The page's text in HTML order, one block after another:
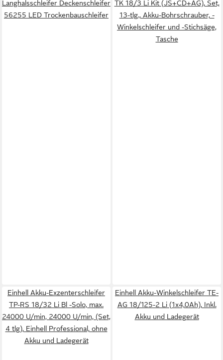
Langhalsschleifer Deckenschleifer
56255 LED Trockenbauschleifer
TK 18/3 Li Kit (JS+CD+AG), Set,
13-tlg., Akku-Bohrschrauber, -
Winkelschleifer und -Stichsäge,
Tasche
Einhell Akku-Exzenterschleifer
TP-RS 18/32 Li Bl -Solo, max.
24000 U/min, 24000 U/min, (Set,
4 tlg), Einhell Professional, ohne
Akku und Ladegerät
Einhell Akku-Winkelschleifer TE-
AG 18/125-2 Li (1x4,0Ah), Inkl.
Akku und Ladegerät